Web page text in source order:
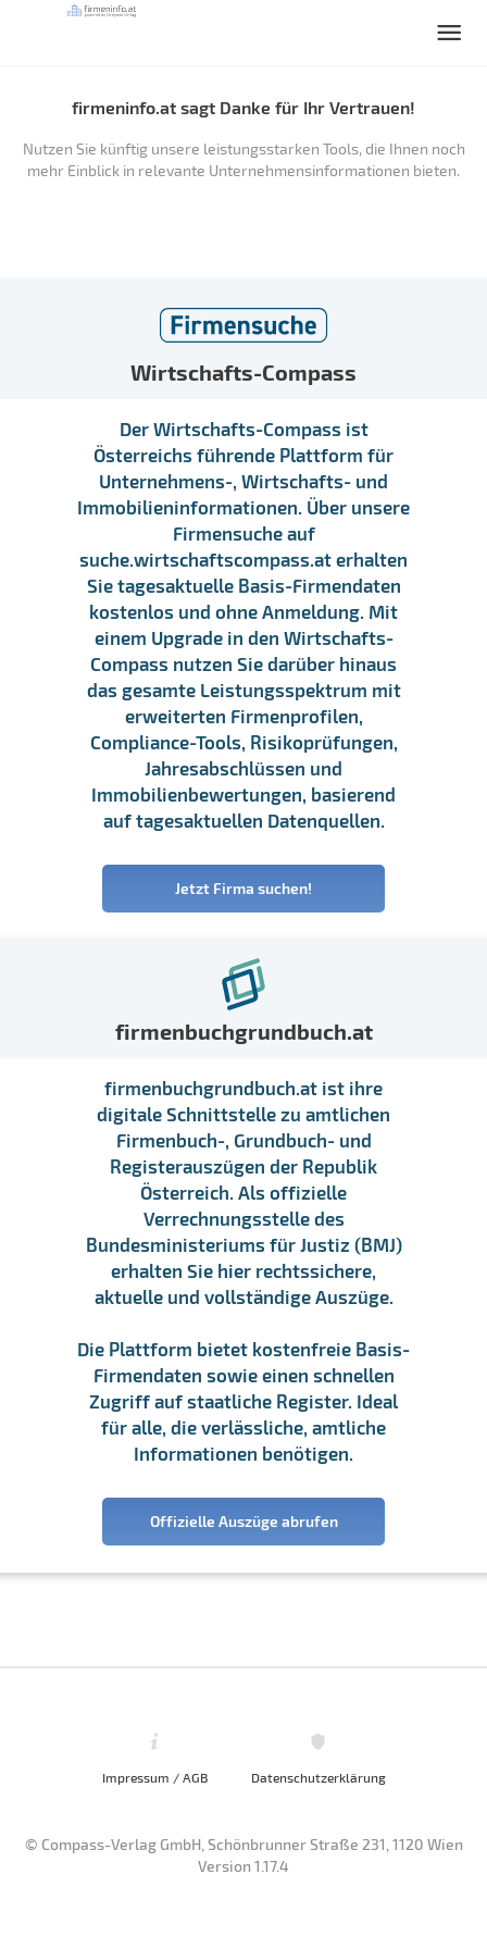
firmeninfo.at sagt Danke für Ihr Vertrauen!
Nutzen Sie künftig unsere leistungsstarken Tools, die Ihnen noch
mehr Einblick in relevante Unternehmensinformationen bieten.
Wirtschafts-Compass
Der Wirtschafts-Compass ist
Österreichs führende Plattform für
Unternehmens-, Wirtschafts- und
Immobilieninformationen. Über unsere
Firmensuche auf
suche.wirtschaftscompass.at erhalten
Sie tagesaktuelle Basis-Firmendaten
kostenlos und ohne Anmeldung. Mit
einem Upgrade in den Wirtschafts-
Compass nutzen Sie darüber hinaus
das gesamte Leistungsspektrum mit
erweiterten Firmenprofilen,
Compliance-Tools, Risikoprüfungen,
Jahresabschlüssen und
Immobilienbewertungen, basierend
auf tagesaktuellen Datenquellen.
Jetzt Firma suchen!
firmenbuchgrundbuch.at
firmenbuchgrundbuch.at ist ihre
digitale Schnittstelle zu amtlichen
Firmenbuch-, Grundbuch- und
Registerauszügen der Republik
Österreich. Als offizielle
Verrechnungsstelle des
Bundesministeriums für Justiz (BMJ)
erhalten Sie hier rechtssichere,
aktuelle und vollständige Auszüge.
Die Plattform bietet kostenfreie Basis-
Firmendaten sowie einen schnellen
Zugriff auf staatliche Register. Ideal
für alle, die verlässliche, amtliche
Informationen benötigen.
Offizielle Auszüge abrufen
Impressum / AGB Datenschutzerklärung
© Compass-Verlag GmbH, Schönbrunner Straße 231, 1120 Wien
Version 1.17.4